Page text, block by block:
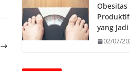
Obesitas
yang
02/07/